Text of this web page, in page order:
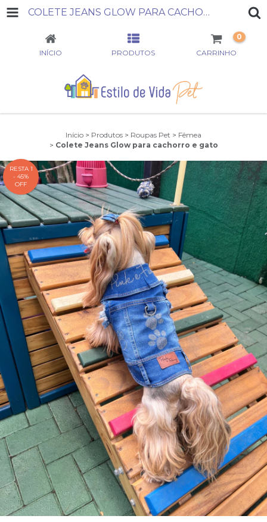
COLETE JEANS GLOW PARA CACHORRO E GATO
INÍCIO PRODUTOS CARRINHO
0
Início > Produtos > Roupas Pet > Fêmea
> Colete Jeans Glow para cachorro e gato
RESTA 1
- 45%
OFF